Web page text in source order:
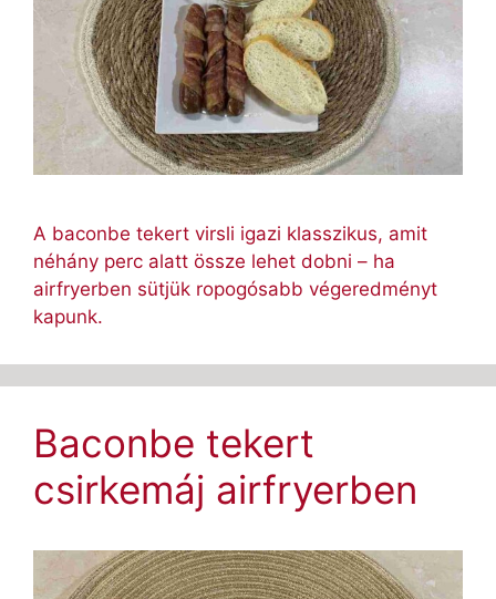
A baconbe tekert virsli igazi klasszikus, amit
néhány perc alatt össze lehet dobni – ha
airfryerben sütjük ropogósabb végeredményt
kapunk.
Baconbe tekert
csirkemáj airfryerben